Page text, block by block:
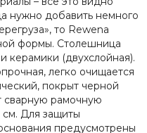
нужно добавить немного
то Rewena
формы. Столешница
керамики (двухслойная).
легко очищается
покрыт черной
сварную рамочную
см. Для защиты
предусмотрены